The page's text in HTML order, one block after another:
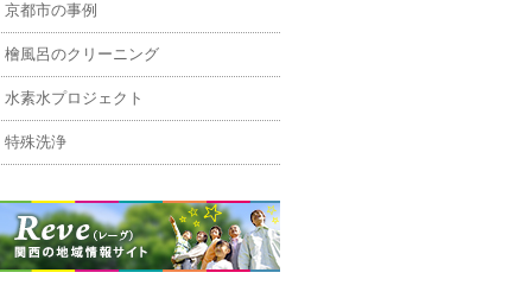
京都市の事例
檜風呂のクリーニング
水素水プロジェクト
特殊洗浄